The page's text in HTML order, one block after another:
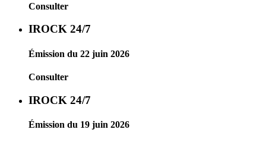
Consulter
IROCK 24/7
Émission du 22 juin 2026
Consulter
IROCK 24/7
Émission du 19 juin 2026